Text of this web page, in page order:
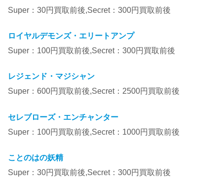
Super：30円買取前後,Secret：300円買取前後
ロイヤルデモンズ・エリートアンプ
Super：100円買取前後,Secret：300円買取前後
レジェンド・マジシャン
Super：600円買取前後,Secret：2500円買取前後
セレブローズ・エンチャンター
Super：100円買取前後,Secret：1000円買取前後
ことのはの妖精
Super：30円買取前後,Secret：300円買取前後